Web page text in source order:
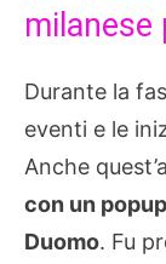
milanese
Durante la
eventi e le
Anche
con un
Duomo. Fu